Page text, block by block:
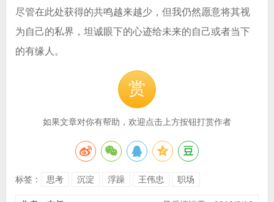
尽管在此处获得的共鸣越来越少，但我仍然愿意将其视
为自己的私界，坦诚眼下的心迹给未来的自己或者当下
的有缘人。
赏
如果文章对你有帮助，欢迎点击上方按钮打赏作者
标签： 思考 沉淀 浮躁 王伟忠 职场